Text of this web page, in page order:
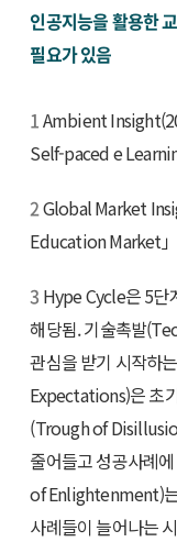
인공지능을 활용한
필요가 있음
1Ambient
Self-paced e
2Global Market
Education Market」
3 Hype Cycle은 5단
해당됨. 기술촉발
관심을 받기 시작하
Expectations)은 초
(Trough of
줄어들고 성공사례
of Enlightenment)
사례들이 늘어나는